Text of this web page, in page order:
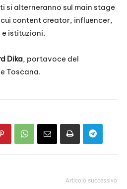
si alterneranno sul main stage
content creator, influencer,
istituzioni.
Dika, portavoce del
Toscana.
Articolo successivo